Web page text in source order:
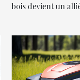
bois devient un